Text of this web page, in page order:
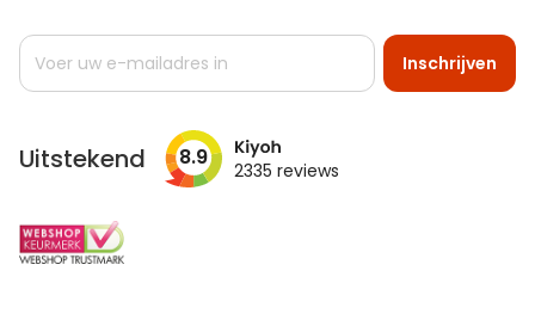
Abonneer
op
Inschrijven
Uitstekend 8.9 2335 reviews